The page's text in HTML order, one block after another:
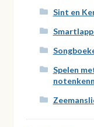
Sint en
Spelen